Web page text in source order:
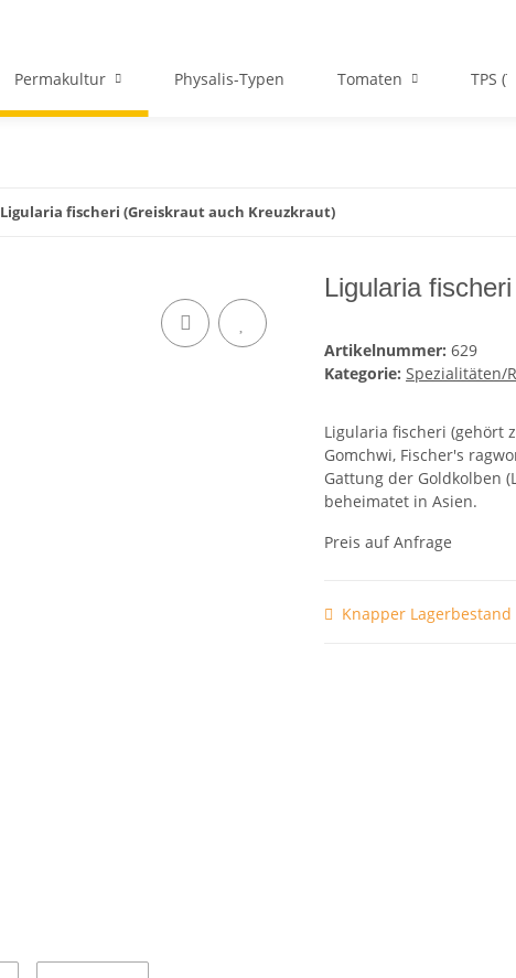
Permakultur Physalis-Typen Tomaten TPS
Ligularia fischeri (Greiskraut auch Kreuzkraut)
Ligularia
Artikelnummer: 629
Kategorie: Spezialitäten/
Ligularia fischeri (gehört
Gomchwi, Fischer's
Gattung der Goldkolben
beheimatet in Asien.
Preis auf Anfrage
Knapper Lagerbestand